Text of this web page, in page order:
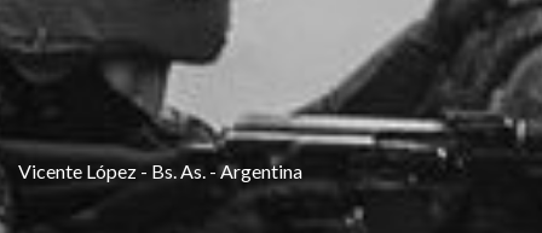
Vicente López - Bs. As. - Argentina